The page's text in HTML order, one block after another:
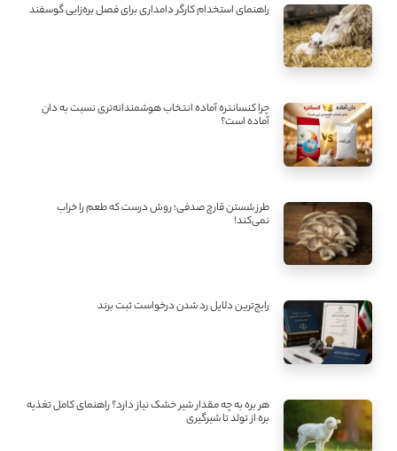
راهنمای استخدام کارگر دامداری برای فصل بره‌زایی گوسفند
چرا کنسانتره آماده انتخاب هوشمندانه‌تری نسبت به دان
آماده است؟
طرز شستن قارچ صدفی؛ روش درست که طعم را خراب
نمی‌کند!
رایج‌ترین دلایل رد شدن درخواست ثبت برند
هر بره به چه مقدار شیر خشک نیاز دارد؟ راهنمای کامل تغذیه
بره از تولد تا شیرگیری